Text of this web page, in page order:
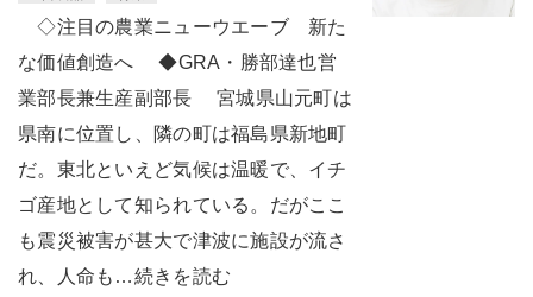
◇注目の農業ニューウエーブ 新た
な価値創造へ ◆GRA・勝部達也営
業部長兼生産副部長 宮城県山元町は
県南に位置し、隣の町は福島県新地町
だ。東北といえど気候は温暖で、イチ
ゴ産地として知られている。だがここ
も震災被害が甚大で津波に施設が流さ
れ、人命も…続きを読む